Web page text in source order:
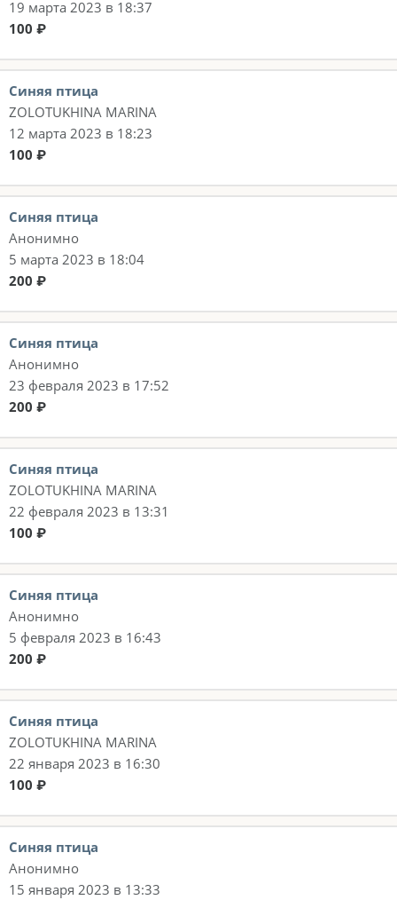
19 марта 2023 в 18:37
100 ₽
Синяя птица
ZOLOTUKHINA MARINA
12 марта 2023 в 18:23
100 ₽
Синяя птица
Анонимно
5 марта 2023 в 18:04
200 ₽
Синяя птица
Анонимно
23 февраля 2023 в 17:52
200 ₽
Синяя птица
ZOLOTUKHINA MARINA
22 февраля 2023 в 13:31
100 ₽
Синяя птица
Анонимно
5 февраля 2023 в 16:43
200 ₽
Синяя птица
ZOLOTUKHINA MARINA
22 января 2023 в 16:30
100 ₽
Синяя птица
Анонимно
15 января 2023 в 13:33